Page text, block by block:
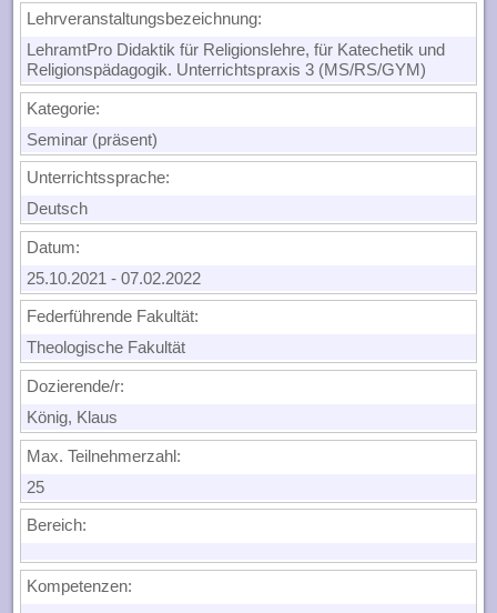
Lehrveranstaltungsbezeichnung:
LehramtPro Didaktik für Religionslehre, für Katechetik und
Religionspädagogik. Unterrichtspraxis 3 (MS/RS/GYM)
Kategorie:
Seminar (präsent)
Unterrichtssprache:
Deutsch
Datum:
25.10.2021 - 07.02.2022
Federführende Fakultät:
Theologische Fakultät
Dozierende/r:
König, Klaus
Max. Teilnehmerzahl:
25
Bereich:
Kompetenzen: